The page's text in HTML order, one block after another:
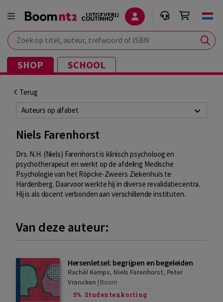
Zoek op titel, auteur, trefwoord of ISBN
SHOP SCHOOL
Terug
Auteurs op alfabet
Niels Farenhorst
Drs. N.H. (Niels) Farenhorst is klinisch psycholoog en
psychotherapeut en werkt op de afdeling Medische
Psychologie van het Röpcke-Zweers Ziekenhuis te
Hardenberg. Daarvoor werkte hij in diverse revalidatiecentra.
Hij is als docent verbonden aan verschillende instituten.
Van deze auteur:
Hersenletsel: begrijpen en begeleiden
Rachèl Kemps, Niels Farenhorst, Peter
Vrancken | Boom
5% Studentenkorting